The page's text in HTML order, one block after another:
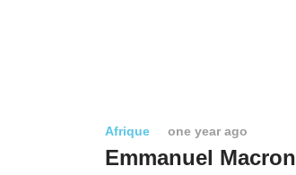
Afrique one year ago
Emmanuel Macron